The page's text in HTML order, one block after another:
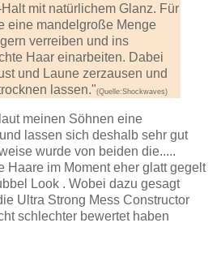
mit natürlichem Glanz. Für
eine mandelgroße Menge
verreiben und ins
Haar einarbeiten. Dabei
und Laune zerzausen und
lassen."(Quelle:Shockwaves)
meinen Söhnen eine
lassen sich deshalb sehr gut
wurde von beiden die.....
Haare im Moment eher glatt gegelt
Look . Wobei dazu gesagt
Ultra Strong Mess Constructor
schlechter bewertet haben